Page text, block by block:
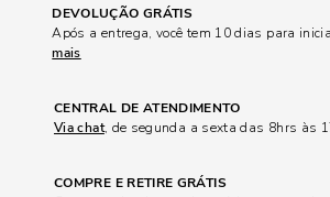
DEVOLUÇÃO GRÁTIS
Após a entrega, você tem 10 dias para
mais
CENTRAL DE ATENDIMENTO
Via chat, de segunda a sexta das 8hrs às
COMPRE E RETIRE GRÁTIS